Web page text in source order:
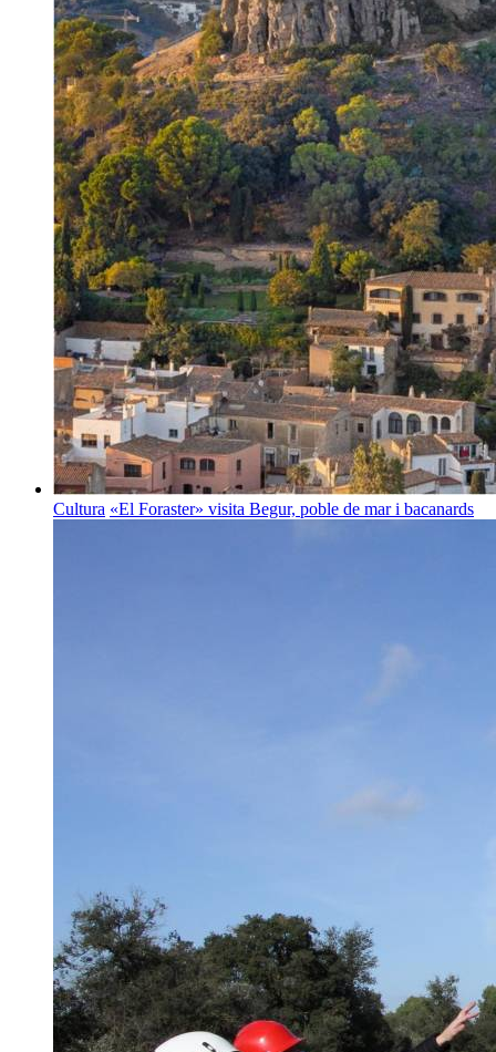
Cultura «El Foraster» visita Begur, poble de mar i bacanards